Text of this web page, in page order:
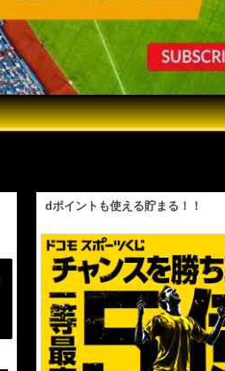
dポイントも使える貯まる！！